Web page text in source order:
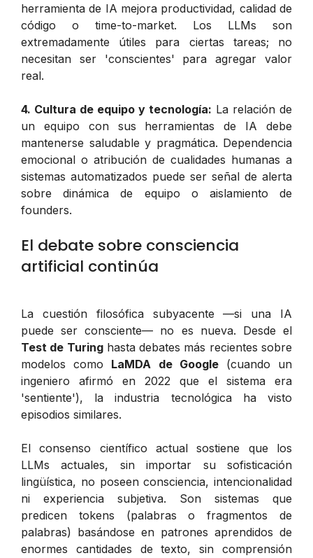
herramienta de IA mejora productividad, calidad de
código o time-to-market. Los LLMs son
extremadamente útiles para ciertas tareas; no
necesitan ser 'conscientes' para agregar valor
real.
4. Cultura de equipo y tecnología: La relación de
un equipo con sus herramientas de IA debe
mantenerse saludable y pragmática. Dependencia
emocional o atribución de cualidades humanas a
sistemas automatizados puede ser señal de alerta
sobre dinámica de equipo o aislamiento de
founders.
El debate sobre consciencia
artificial continúa
La cuestión filosófica subyacente —si una IA
puede ser consciente— no es nueva. Desde el
Test de Turinghasta debates más recientes sobre
modelos como LaMDA de Google(cuando un
ingeniero afirmó en 2022 que el sistema era
'sentiente'), la industria tecnológica ha visto
episodios similares.
El consenso científico actual sostiene que los
LLMs actuales, sin importar su sofisticación
lingüística, no poseen consciencia, intencionalidad
ni experiencia subjetiva. Son sistemas que
predicen tokens (palabras o fragmentos de
palabras) basándose en patrones aprendidos de
enormes cantidades de texto, sin comprensión